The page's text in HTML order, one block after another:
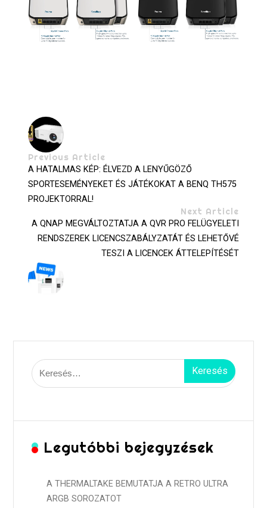
Previous Article
A HATALMAS KÉP: ÉLVEZD A LENYŰGÖZŐ
SPORTESEMÉNYEKET ÉS JÁTÉKOKAT A BENQ TH575
PROJEKTORRAL!
Next Article
A QNAP MEGVÁLTOZTATJA A QVR PRO FELÜGYELETI
RENDSZEREK LICENCSZABÁLYZATÁT ÉS LEHETŐVÉ
TESZI A LICENCEK ÁTTELEPÍTÉSÉT
Keresés:
Legutóbbi bejegyzések
A THERMALTAKE BEMUTATJA A RETRO ULTRA
ARGB SOROZATOT